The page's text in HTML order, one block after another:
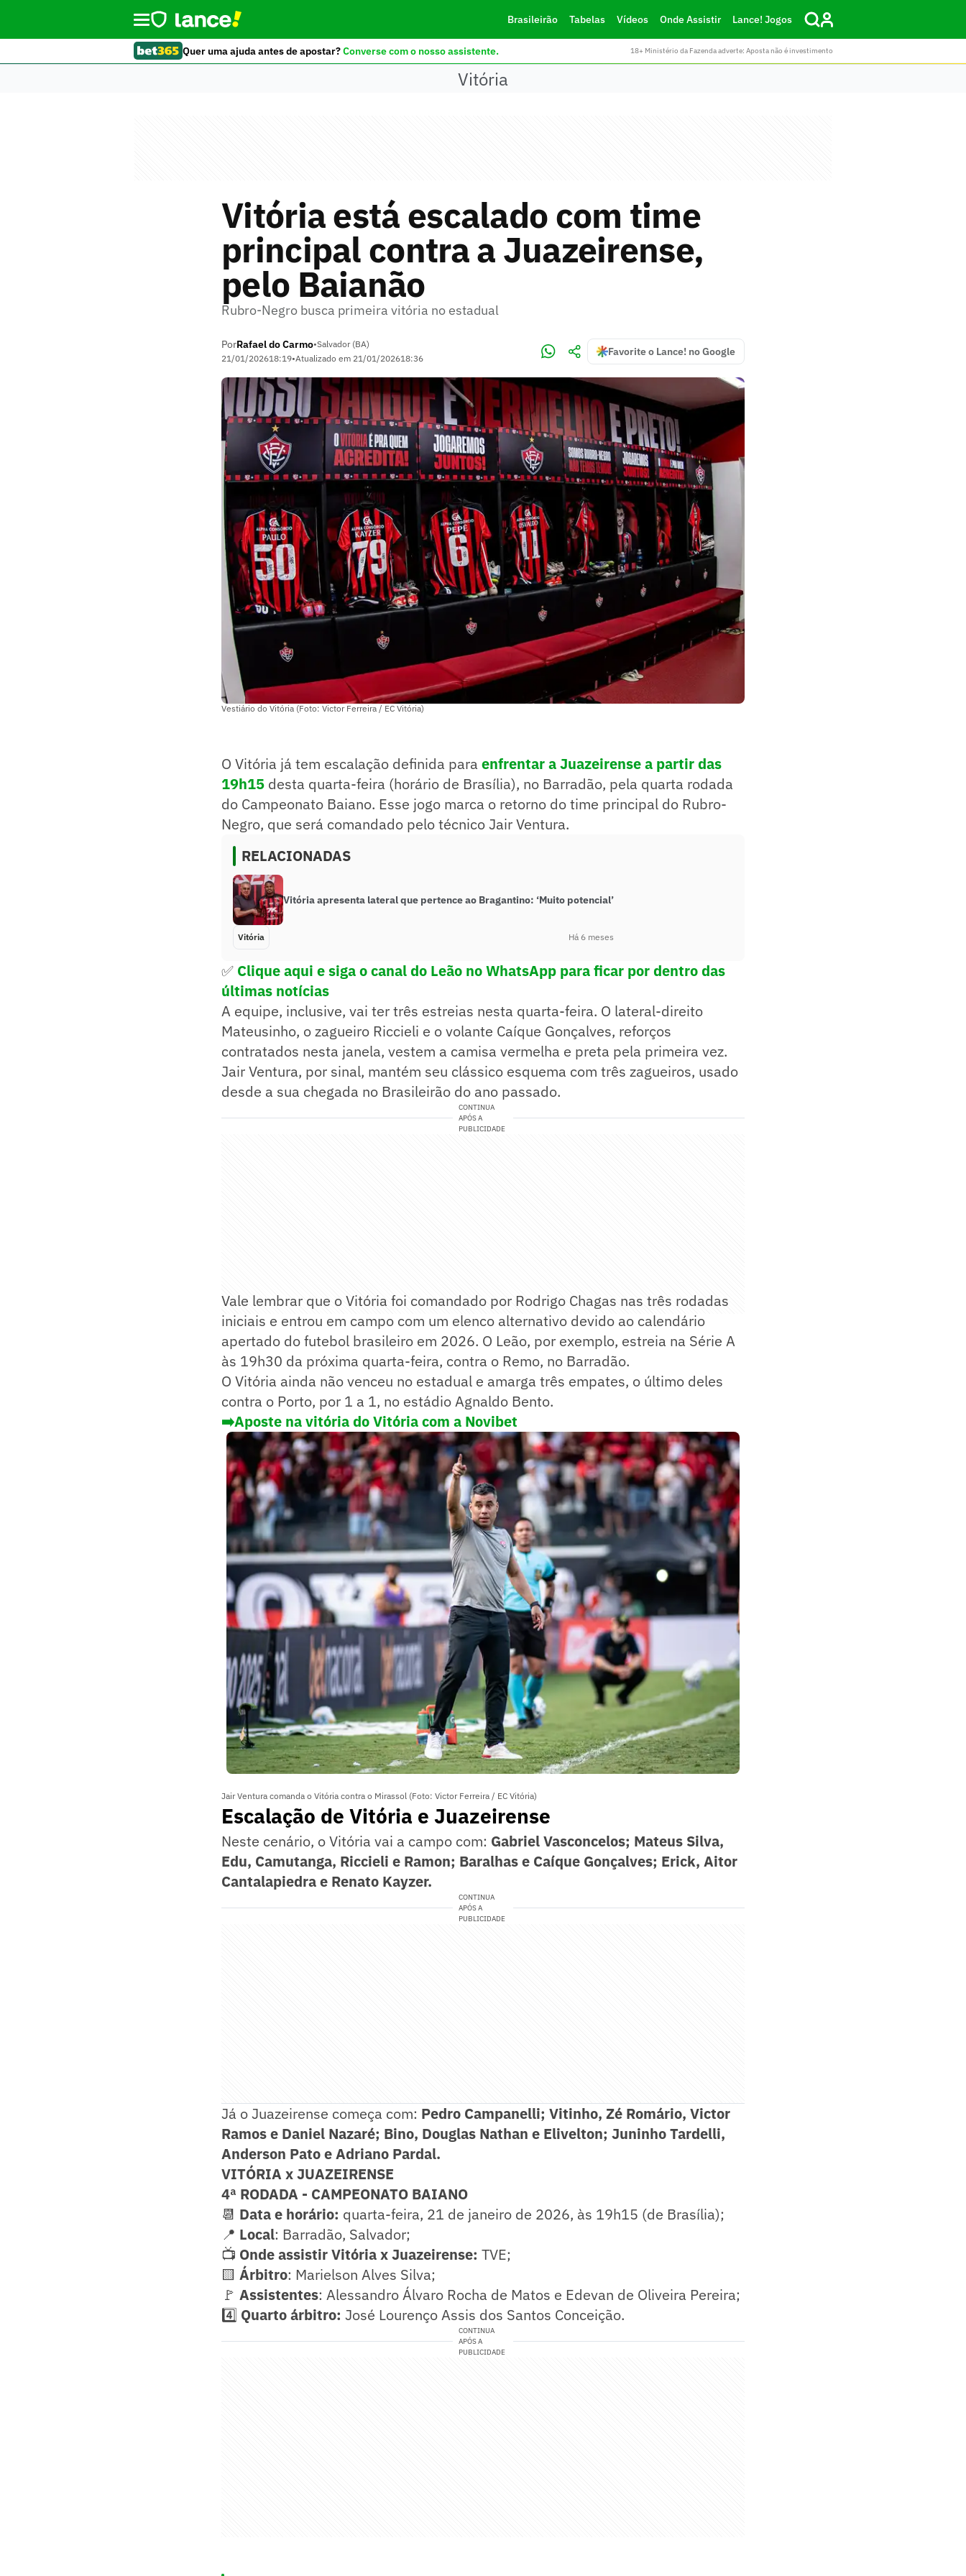
Brasileirão Tabelas Vídeos Onde Assistir Lance! Jogos
Quer uma ajuda antes de apostar?Converse com o nosso assistente. 18+ Ministério da Fazenda adverte: Aposta não é investimento
Vitória
Vitória está escalado com time
principal contra a Juazeirense,
pelo Baianão
Rubro-Negro busca primeira vitória no estadual
PorRafael do Carmo•Salvador (BA)
21/01/202618:19•Atualizado em 21/01/202618:36
Favorite o Lance! no Google
Vestiário do Vitória (Foto: Victor Ferreira / EC Vitória)
O Vitória já tem escalação definida para enfrentar a Juazeirense a partir das
19h15 desta quarta-feira (horário de Brasília), no Barradão, pela quarta rodada
do Campeonato Baiano. Esse jogo marca o retorno do time principal do Rubro-
Negro, que será comandado pelo técnico Jair Ventura.
RELACIONADAS
Vitória apresenta lateral que pertence ao Bragantino: ‘Muito potencial’
Vitória Há 6 meses
✅ Clique aqui e siga o canaldo Leão no WhatsApp para ficar por dentro das
últimas notícias
A equipe, inclusive, vai ter três estreias nesta quarta-feira. O lateral-direito
Mateusinho, o zagueiro Riccieli e o volante Caíque Gonçalves, reforços
contratados nesta janela, vestem a camisa vermelha e preta pela primeira vez.
Jair Ventura, por sinal, mantém seu clássico esquema com três zagueiros, usado
desde a sua chegada no Brasileirão do ano passado.
CONTINUA
APÓS A
PUBLICIDADE
Vale lembrar que o Vitória foi comandado por Rodrigo Chagas nas três rodadas
iniciais e entrou em campo com um elenco alternativo devido ao calendário
apertado do futebol brasileiro em 2026. O Leão, por exemplo, estreia na Série A
às 19h30 da próxima quarta-feira, contra o Remo, no Barradão.
O Vitória ainda não venceu no estadual e amarga três empates, o último deles
contra o Porto, por 1 a 1, no estádio Agnaldo Bento.
➡️Aposte na vitória do Vitória com a Novibet
Jair Ventura comanda o Vitória contra o Mirassol (Foto: Victor Ferreira / EC Vitória)
Escalação de Vitória e Juazeirense
Neste cenário, o Vitória vai a campo com: Gabriel Vasconcelos; Mateus Silva,
Edu, Camutanga, Riccieli e Ramon; Baralhas e Caíque Gonçalves; Erick, Aitor
Cantalapiedra e Renato Kayzer.
CONTINUA
APÓS A
PUBLICIDADE
Já o Juazeirense começa com: Pedro Campanelli; Vitinho, Zé Romário, Victor
Ramos e Daniel Nazaré; Bino, Douglas Nathan e Elivelton; Juninho Tardelli,
Anderson Pato e Adriano Pardal.
VITÓRIA x JUAZEIRENSE
4ª RODADA - CAMPEONATO BAIANO
📆 Data e horário: quarta-feira, 21 de janeiro de 2026, às 19h15 (de Brasília);
📍 Local: Barradão, Salvador;
📺 Onde assistir Vitória x Juazeirense: TVE;
🟨 Árbitro: Marielson Alves Silva;
🚩 Assistentes: Alessandro Álvaro Rocha de Matos e Edevan de Oliveira Pereira;
4️⃣ Quarto árbitro: José Lourenço Assis dos Santos Conceição.
CONTINUA
APÓS A
PUBLICIDADE